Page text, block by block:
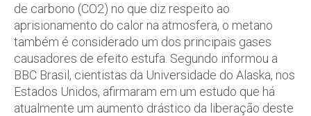
de carbono (CO2) no que diz respeito ao
aprisionamento do calor na atmosfera, o metano
também é considerado um dos principais gases
causadores de efeito estufa. Segundo informou a
BBC Brasil, cientistas da Universidade do Alaska, nos
Estados Unidos, afirmaram em um estudo que há
atualmente um aumento drástico da liberação deste